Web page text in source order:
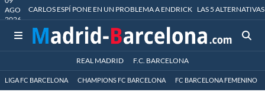
AGO
2026
CARLOS ESPÍ PONE EN UN PROBLEMA A ENDRICK LAS 5
REAL MADRID F.C. BARCELONA
LIGA FC BARCELONA CHAMPIONS FC BARCELONA FC BARCELONA FEMENINO